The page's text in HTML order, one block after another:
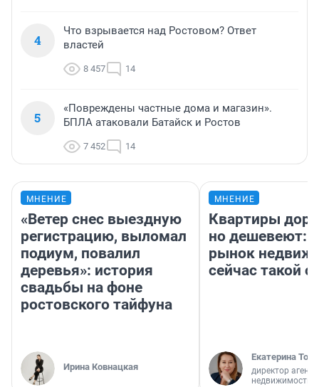
4
Что взрывается над Ростовом? Ответ
властей
8 457 14
5
«Повреждены частные дома и магазин».
БПЛА атаковали Батайск и Ростов
7 452 14
МНЕНИЕ
«Ветер снес выездную
регистрацию, выломал
подиум, повалил
деревья»: история
свадьбы на фоне
ростовского тайфуна
Ирина Ковнацкая
МНЕНИЕ
Квартиры
но дешевеют:
рынок
сейчас такой
Екатерина
директор
недвижимости